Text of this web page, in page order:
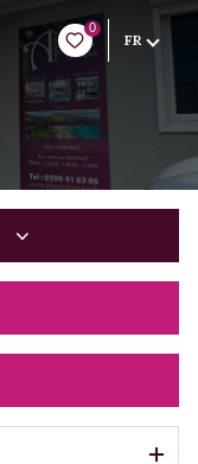
0
FR